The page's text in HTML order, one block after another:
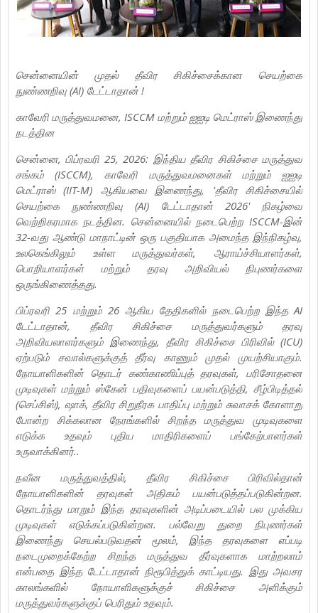
சென்னையின் முதல் தீவிர சிகிச்சைக்கான செயற்கை
நுண்ணறிவு (AI) டேட்டாதான் !
காவேரி மருத்துவமனை, ISCCM மற்றும் ஐஐடி மெட்ராஸ் இணைந்து
நடத்தின
சென்னை, பிப்ரவரி 25, 2026: இந்திய தீவிர சிகிச்சை மருத்துவ
சங்கம் (ISCCM), காவேரி மருத்துவமனைகள் மற்றும் ஐஐடி
மெட்ராஸ் (IIT-M) ஆகியவை இணைந்து, 'தீவிர சிகிச்சையில்
செயற்கை நுண்ணறிவு (AI) டேட்டாதான் 2026' நிகழ்வை
வெற்றிகரமாக நடத்தின. சென்னையில் நடைபெற்ற ISCCM-இன்
32-வது ஆண்டு மாநாட்டின் ஒரு பகுதியாக அமைந்த இந்நிகழ்வு,
உலகெங்கிலும் உள்ள மருத்துவர்கள், ஆராய்ச்சியாளர்கள்,
பொறியாளர்கள் மற்றும் தரவு அறிவியல் நிபுணர்களை
ஒருங்கிணைத்தது.
பிப்ரவரி 25 மற்றும் 26 ஆகிய தேதிகளில் நடைபெற்ற இந்த AI
டேட்டாதான், தீவிர சிகிச்சை மருத்துவர்களும் தரவு
அறிவியலாளர்களும் இணைந்து, தீவிர சிகிச்சை பிரிவில் (ICU)
ஏற்படும் சவால்களுக்குத் தீர்வு காணும் முதல் முயற்சியாகும்.
நோயாளிகளின் தொடர் கண்காணிப்புத் தரவுகள், பரிசோதனை
முடிவுகள் மற்றும் ஸ்கேன் பதிவுகளைப் பயன்படுத்தி, சீழ்பிடித்தல்
(செப்சிஸ்), ஷாக், தீவிர சிறுநீரக பாதிப்பு மற்றும் சுவாசக் கோளாறு
போன்ற சிக்கலான நேரங்களில் சிறந்த மருத்துவ முடிவுகளை
எடுக்க உதவும் புதிய மாதிரிகளைப் பங்கேற்பாளர்கள்
உருவாக்கினர்..
நவீன மருத்துவத்தில், தீவிர சிகிச்சை பிரிவில்தான்
நோயாளிகளின் தரவுகள் அதிகம் பயன்படுத்தப்படுகின்றன.
தொடர்ந்து மாறும் இந்த தரவுகளின் அடிப்படையில் பல முக்கிய
முடிவுகள் எடுக்கப்படுகின்றன. பல்வேறு துறை நிபுணர்கள்
இணைந்து செயல்படுவதன் மூலம், இந்த தரவுகளை எப்படி
நடைமுறைக்கேற்ற சிறந்த மருத்துவ தீர்வுகளாக மாற்றலாம்
என்பதை இந்த டேட்டாதான் நிரூபித்துக் காட்டியது. இது அவசர
காலங்களில் நோயாளிகளுக்குச் சிகிச்சை அளிக்கும்
மருத்துவர்களுக்குப் பெரிதும் உதவும்.